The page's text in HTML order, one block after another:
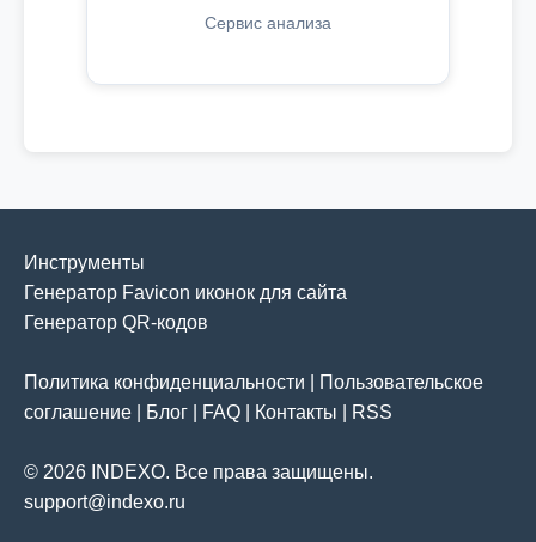
Сервис анализа
Инструменты
Генератор Favicon иконок для сайта
Генератор QR-кодов
Политика конфиденциальности
Пользовательское
соглашение
Блог FAQ Контакты RSS
© 2026 INDEXO. Все права защищены.
support@indexo.ru